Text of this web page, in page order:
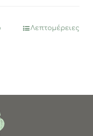
Λεπτομέρειες